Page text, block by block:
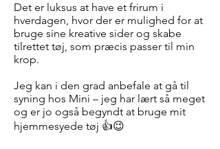
Det er luksus at have et frirum i
hverdagen, hvor der er mulighed for at
bruge sine kreative sider og skabe
tilrettet tøj, som præcis passer til min
krop.
Jeg kan i den grad anbefale at gå til
syning hos Mini – jeg har lært så meget
og er jo også begyndt at bruge mit
hjemmesyede tøj 👍😉